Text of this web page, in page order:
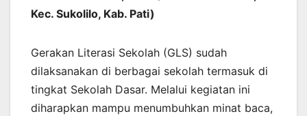
Kec. Sukolilo, Kab. Pati)
Gerakan Literasi Sekolah (GLS) sudah
dilaksanakan di berbagai sekolah termasuk di
tingkat Sekolah Dasar. Melalui kegiatan ini
diharapkan mampu menumbuhkan minat baca,